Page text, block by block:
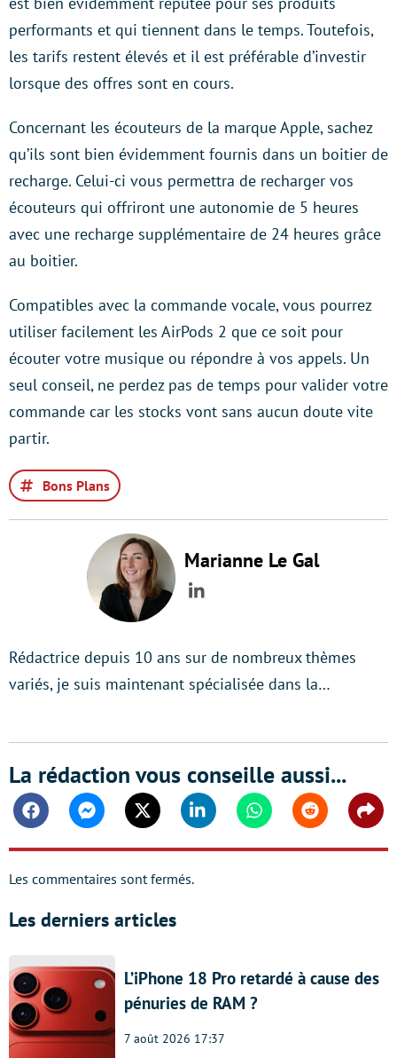
performants et qui tiennent dans le temps. Toutefois,
les tarifs restent élevés et il est préférable d’investir
lorsque des offres sont en cours.
Concernant les écouteurs de la marque Apple, sachez
qu’ils sont bien évidemment fournis dans un boitier de
recharge. Celui-ci vous permettra de recharger vos
écouteurs qui offriront une autonomie de 5 heures
avec une recharge supplémentaire de 24 heures grâce
au boitier.
Compatibles avec la commande vocale, vous pourrez
utiliser facilement les AirPods 2 que ce soit pour
écouter votre musique ou répondre à vos appels. Un
seul conseil, ne perdez pas de temps pour valider votre
commande car les stocks vont sans aucun doute vite
partir.
Bons Plans
Marianne Le Gal
LinkedIn
Rédactrice depuis 10 ans sur de nombreux thèmes
variés, je suis maintenant spécialisée dans la…
La rédaction vous conseille aussi...
FacebookMessengerTwitter Linkedin WhatsappReddit
Les commentaires sont fermés.
Les derniers articles
L’iPhone 18 Pro retardé à cause des
pénuries de RAM ?
7 août 2026 17:37